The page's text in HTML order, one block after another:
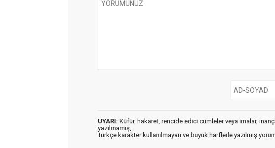
UYARI: Küfür, hakaret, rencide edici cümleler veya imalar,
yazılmamış,
Türkçe karakter kullanılmayan ve büyük harflerle yazılmış